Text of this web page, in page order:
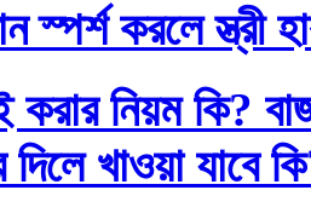
স্পর্শ করলে স্ত্রী
করার নিয়ম কি?
খাওয়া যাবে